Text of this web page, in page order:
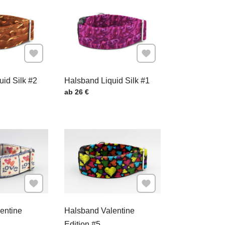
Silk #2
Zu Favoriten hinzufügen
Halsband Liquid Silk #1
Preis mit MwSt.
ab 26 €
Zu Favoriten hinzufügen
Zu Favoriten hinzufügen
Halsband Valentine
Zu Favoriten hinzufügen